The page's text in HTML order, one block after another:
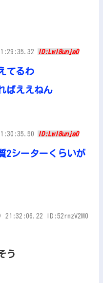
ID:LwI8unja0
てるわ
ばええねん
ID:LwI8unja0
2シーターくらいが
ID:52rmzV2M0
う